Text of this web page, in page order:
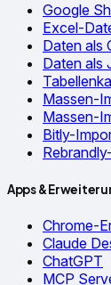
Google
Excel-
Daten als
Daten als
Massen-
Massen-
Bitly-
Apps &
Chrome-
Claude
ChatGPT
MCP